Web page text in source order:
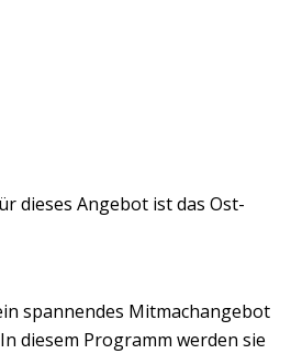
dieses Angebot ist das Ost-
spannendes Mitmachangebot
diesem Programm werden sie